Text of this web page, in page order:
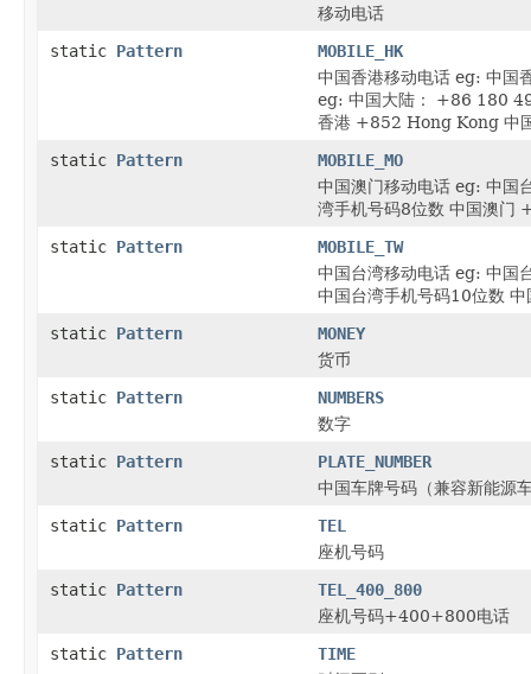
移动电话
static Pattern
MOBILE_HK
中国香港移动电话 eg: 中
eg: 中国大陆： +86 180
香港 +852 Hong Kong 中
static Pattern
MOBILE_MO
中国澳门移动电话 eg: 中
湾手机号码8位数 中国澳门
static Pattern
MOBILE_TW
中国台湾移动电话 eg: 中
中国台湾手机号码10位数
static Pattern
MONEY
货币
static Pattern
NUMBERS
数字
static Pattern
PLATE_NUMBER
中国车牌号码（兼容新能源
static Pattern
TEL
座机号码
static Pattern
TEL_400_800
座机号码+400+800电话
static Pattern
TIME